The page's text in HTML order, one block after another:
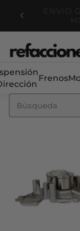
directamente
Frenos